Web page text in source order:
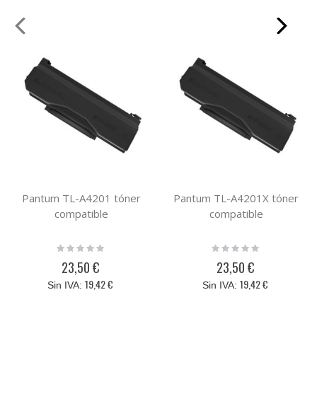
Pantum TL-A4201 tóner
compatible
Rating:
23,50 €
19,42 €
Pantum TL-A4201X tóner
compatible
Rating:
23,50 €
19,42 €